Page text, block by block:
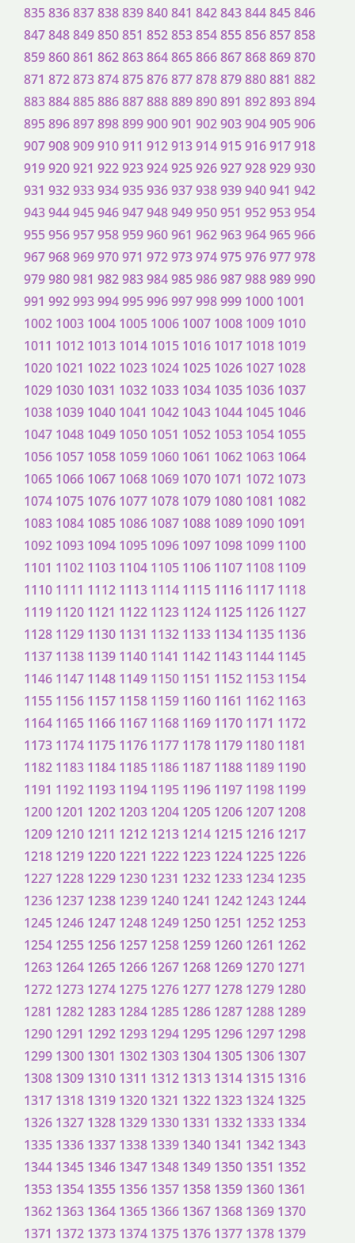
835836837838839840841 842843844845846
847848849850851 852853854855856857858
859860861 862863864865866867868869870
871 872873874875876877878879880881 882
883884885886887888889890891 892893894
895896897898899900901 902903904905906
907908909910911 912913914915916917918
919920921 922923924925926927928929930
931 932933934935936937938939940941 942
943944945946947948949950951 952953954
955956957958959960961 962963964965966
967968969970971 972973974975976977978
979980981 982983984985986987988989990
991 992993994995996997998999 1000 1001
1002 1003 1004 1005 1006 1007 1008 1009 1010
1011 1012 1013 1014 1015 1016 1017 1018 1019
1020 1021 1022 1023 1024 1025 1026 1027 1028
1029 1030 1031 1032 1033 1034 1035 1036 1037
1038 1039 1040 1041 1042 1043 1044 1045 1046
1047 1048 1049 1050 1051 1052 1053 1054 1055
1056 1057 1058 1059 1060 1061 1062 1063 1064
1065 1066 1067 1068 1069 1070 1071 1072 1073
1074 1075 1076 1077 1078 1079 1080 1081 1082
1083 1084 1085 1086 1087 1088 1089 1090 1091
1092 1093 1094 1095 1096 1097 1098 1099 1100
1101 1102 1103 1104 1105 1106 1107 1108 1109
1110 1111 1112 1113 1114 1115 1116 1117 1118
1119 1120 1121 1122 1123 1124 1125 1126 1127
1128 1129 1130 1131 1132 1133 1134 1135 1136
1137 1138 1139 1140 1141 1142 1143 1144 1145
1146 1147 1148 1149 1150 1151 1152 1153 1154
1155 1156 1157 1158 1159 1160 1161 1162 1163
1164 1165 1166 1167 1168 1169 1170 1171 1172
1173 1174 1175 1176 1177 1178 1179 1180 1181
1182 1183 1184 1185 1186 1187 1188 1189 1190
1191 1192 1193 1194 1195 1196 1197 1198 1199
1200 1201 1202 1203 1204 1205 1206 1207 1208
1209 1210 1211 1212 1213 1214 1215 1216 1217
1218 1219 1220 1221 1222 1223 1224 1225 1226
1227 1228 1229 1230 1231 1232 1233 1234 1235
1236 1237 1238 1239 1240 1241 1242 1243 1244
1245 1246 1247 1248 1249 1250 1251 1252 1253
1254 1255 1256 1257 1258 1259 1260 1261 1262
1263 1264 1265 1266 1267 1268 1269 1270 1271
1272 1273 1274 1275 1276 1277 1278 1279 1280
1281 1282 1283 1284 1285 1286 1287 1288 1289
1290 1291 1292 1293 1294 1295 1296 1297 1298
1299 1300 1301 1302 1303 1304 1305 1306 1307
1308 1309 1310 1311 1312 1313 1314 1315 1316
1317 1318 1319 1320 1321 1322 1323 1324 1325
1326 1327 1328 1329 1330 1331 1332 1333 1334
1335 1336 1337 1338 1339 1340 1341 1342 1343
1344 1345 1346 1347 1348 1349 1350 1351 1352
1353 1354 1355 1356 1357 1358 1359 1360 1361
1362 1363 1364 1365 1366 1367 1368 1369 1370
1371 1372 1373 1374 1375 1376 1377 1378 1379